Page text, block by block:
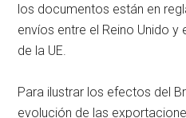
los documentos están en
envíos entre el Reino Unido
de la UE.
Para ilustrar los efectos del
evolución de las